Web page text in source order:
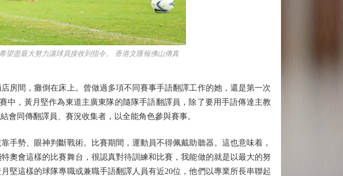
望盡最大努力讓球員接收到指令。 香港文匯報佛山傳真
間，癱倒在床上。曾做過多項不同賽事手語翻譯工作的她，還是第一次
中，黃月堅作為東道主廣東隊的隨隊手語翻譯員，除了要用手語傳達主教
會同傳翻譯員、賽況收集者，以全能角色參與賽事。
勢、眼神判斷戰術。比賽期間，運動員不得佩戴助聽器。這也意味着，
奧會這樣的比賽舞台，很認真對待訓練和比賽，我能做的就是以最大的努
堅這樣的球隊專職或兼職手語翻譯人員有近20位，他們以專業所長串聯起